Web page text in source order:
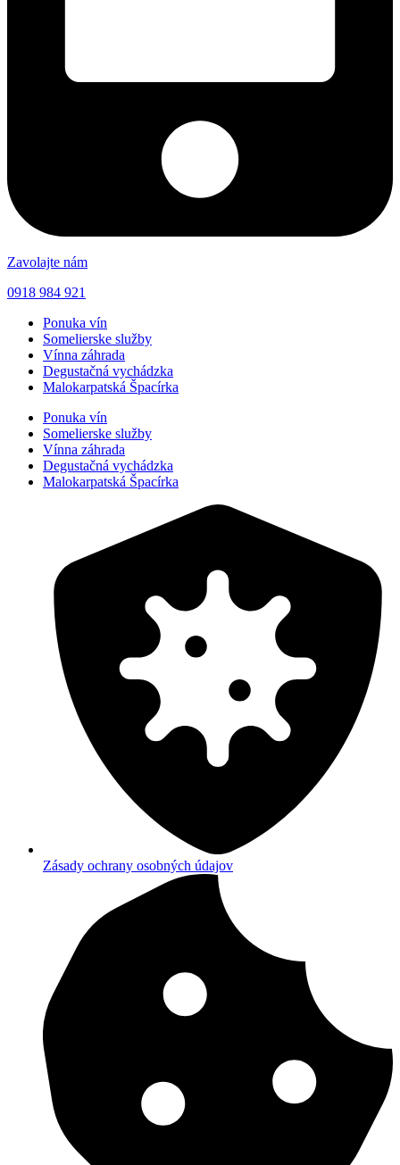
Zavolajte nám
0918 984 921
Ponuka vín
Somelierske služby
Vínna záhrada
Degustačná vychádzka
Malokarpatská Špacírka
Ponuka vín
Somelierske služby
Vínna záhrada
Degustačná vychádzka
Malokarpatská Špacírka
Zásady ochrany osobných údajov